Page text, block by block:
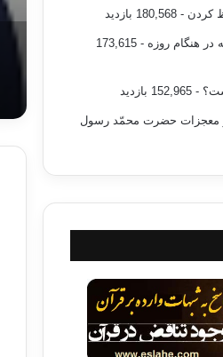
کردن - 180,568 بازدید
در هنگام روزه
- 173,615
- 152,965 بازدید
معجزات حضرت محمّد رسول